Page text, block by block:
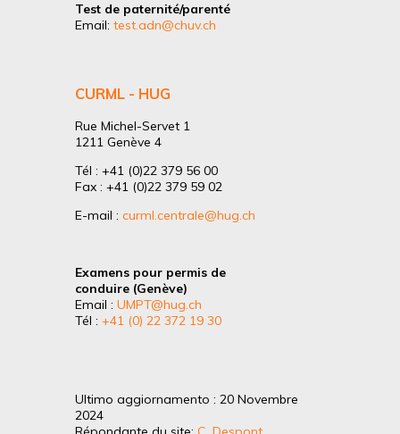
Test de paternité/parenté
Email: test.adn@chuv.ch
CURML - HUG
Rue Michel-Servet 1
1211 Genève 4
Tél : +41 (0)22 379 56 00
Fax : +41 (0)22 379 59 02
E-mail : curml.centrale@hug.ch
Examens pour permis de
conduire (Genève)
Email : UMPT@hug.ch
Tél : +41 (0) 22 372 19 30
Ultimo aggiornamento : 20 Novembre
2024